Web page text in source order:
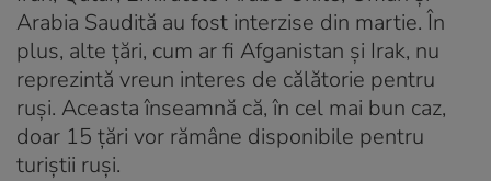
Arabia Saudită au fost interzise din martie. În
plus, alte țări, cum ar fi Afganistan și Irak, nu
reprezintă vreun interes de călătorie pentru
ruși. Aceasta înseamnă că, în cel mai bun caz,
doar 15 țări vor rămâne disponibile pentru
turiștii ruși.